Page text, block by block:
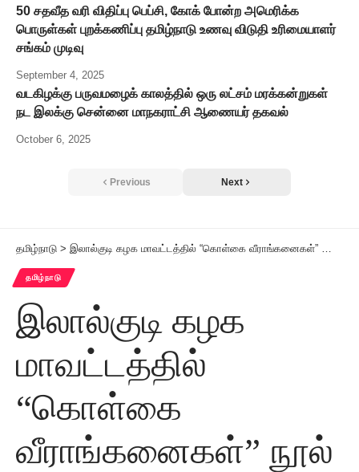
50 சதவீத வரி விதிப்பு பெப்சி, கோக் போன்ற அமெரிக்க
பொருள்கள் புறக்கணிப்பு தமிழ்நாடு உணவு விடுதி உரிமையாளர்
சங்கம் முடிவு
September 4, 2025
வடகிழக்கு பருவமழைக் காலத்தில் ஒரு லட்சம் மரக்கன்றுகள்
நட இலக்கு சென்னை மாநகராட்சி ஆணையர் தகவல்
October 6, 2025
Previous Next
தமிழ்நாடு > இலால்குடி கழக மாவட்டத்தில் “கொள்கை வீராங்கனைகள்” நூல் அறிமுக விழா!
தமிழ்நாடு
இலால்குடி கழக
மாவட்டத்தில்
“கொள்கை
வீராங்கனைகள்” நூல்